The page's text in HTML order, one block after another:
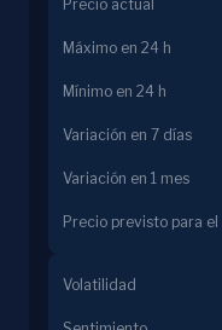
Precio actual
Máximo en 24 h
Mínimo en 24 h
Variación en 7 días
Variación en 1 mes
Volatilidad